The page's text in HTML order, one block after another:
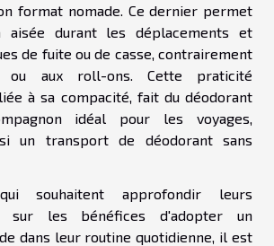
format nomade. Ce dernier permet
aisée durant les déplacements et
de fuite ou de casse, contrairement
ou aux roll-ons. Cette praticité
à sa compacité, fait du déodorant
idéal pour les voyages,
un transport de déodorant sans
souhaitent approfondir leurs
sur les bénéfices d'adopter un
dans leur routine quotidienne, il est